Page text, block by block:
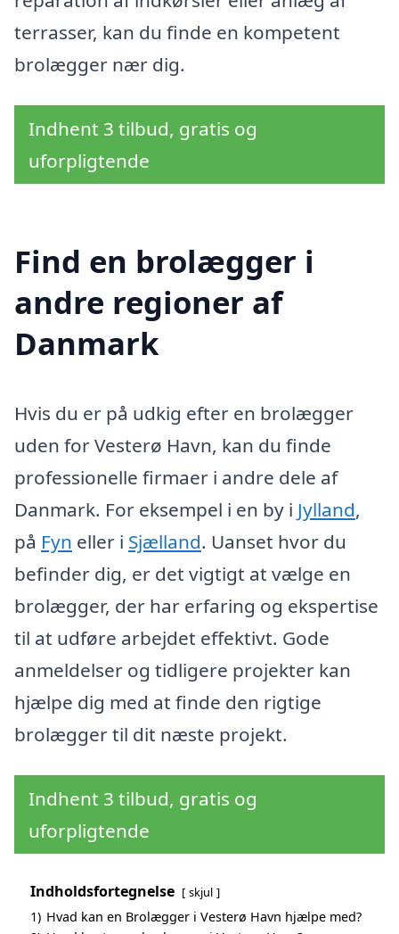
terrasser, kan du finde en kompetent
brolægger nær dig.
Indhent 3 tilbud, gratis og
uforpligtende
Find en brolægger i
andre regioner af
Danmark
Hvis du er på udkig efter en brolægger
uden for Vesterø Havn, kan du finde
professionelle firmaer i andre dele af
Danmark. For eksempel i en by i Jylland,
på Fyn eller i Sjælland. Uanset hvor du
befinder dig, er det vigtigt at vælge en
brolægger, der har erfaring og ekspertise
til at udføre arbejdet effektivt. Gode
anmeldelser og tidligere projekter kan
hjælpe dig med at finde den rigtige
brolægger til dit næste projekt.
Indhent 3 tilbud, gratis og
uforpligtende
Indholdsfortegnelse skjul
1) Hvad kan en Brolægger i Vesterø Havn hjælpe med?